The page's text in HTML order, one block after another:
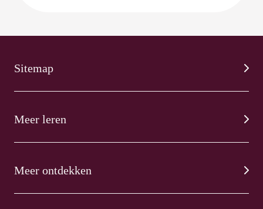
Sitemap
Meer leren
Meer ontdekken